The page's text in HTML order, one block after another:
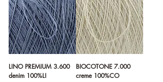
LINO PREMIUM 3.600
denim 100%LI
BIOCOTONE 7.000
creme 100%CO